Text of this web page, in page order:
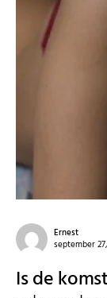
Ernest
september
Is de